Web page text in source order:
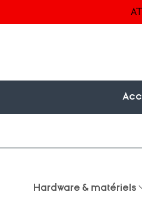
Hardware & matériels